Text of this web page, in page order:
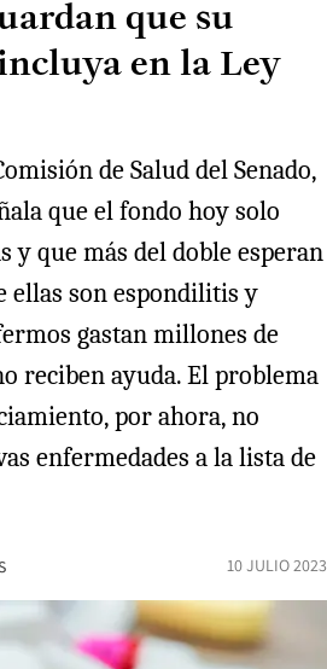
que su
en la Ley
de Salud del Senado,
que el fondo hoy solo
y que más del doble esperan
ellas son espondilitis y
gastan millones de
reciben ayuda. El problema
por ahora, no
enfermedades a la lista de
10 JULIO 2023